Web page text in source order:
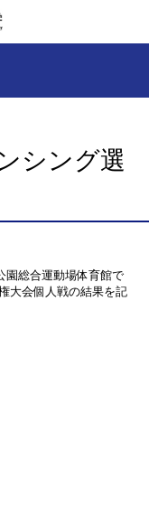
シング選
園総合運動場体育館で
大会個人戦の結果を記